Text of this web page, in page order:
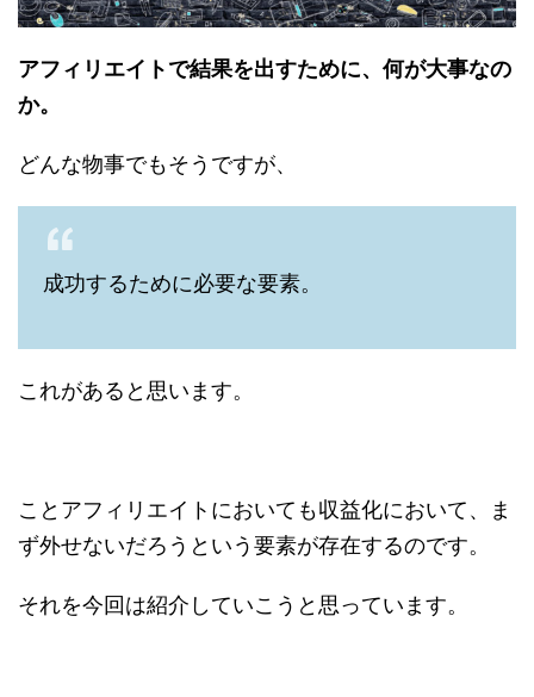
アフィリエイトで結果を出すために、何が大事なの
か。
どんな物事でもそうですが、
成功するために必要な要素。
これがあると思います。
ことアフィリエイトにおいても収益化において、ま
ず外せないだろうという要素が存在するのです。
それを今回は紹介していこうと思っています。